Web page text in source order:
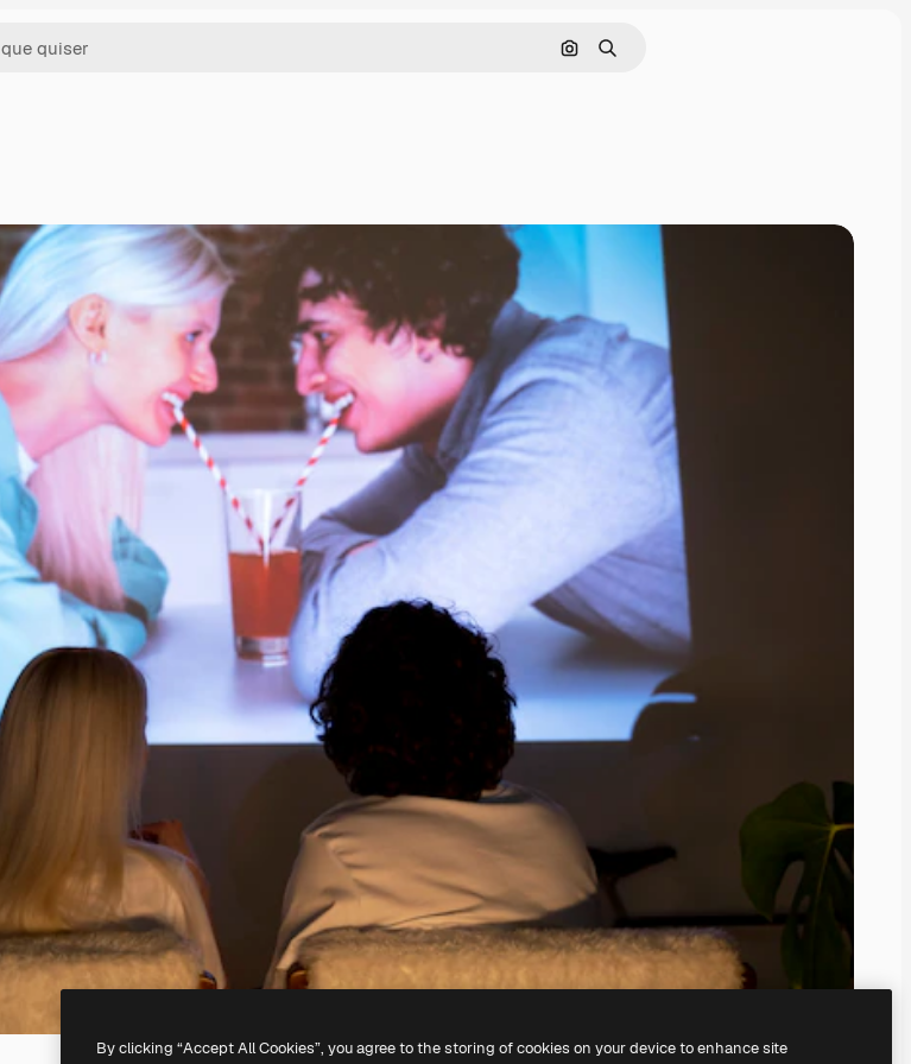
Pesquisar por imagem
Buscar
By clicking “Accept All Cookies”, you agree to the storing of cookies on your device to enhance site